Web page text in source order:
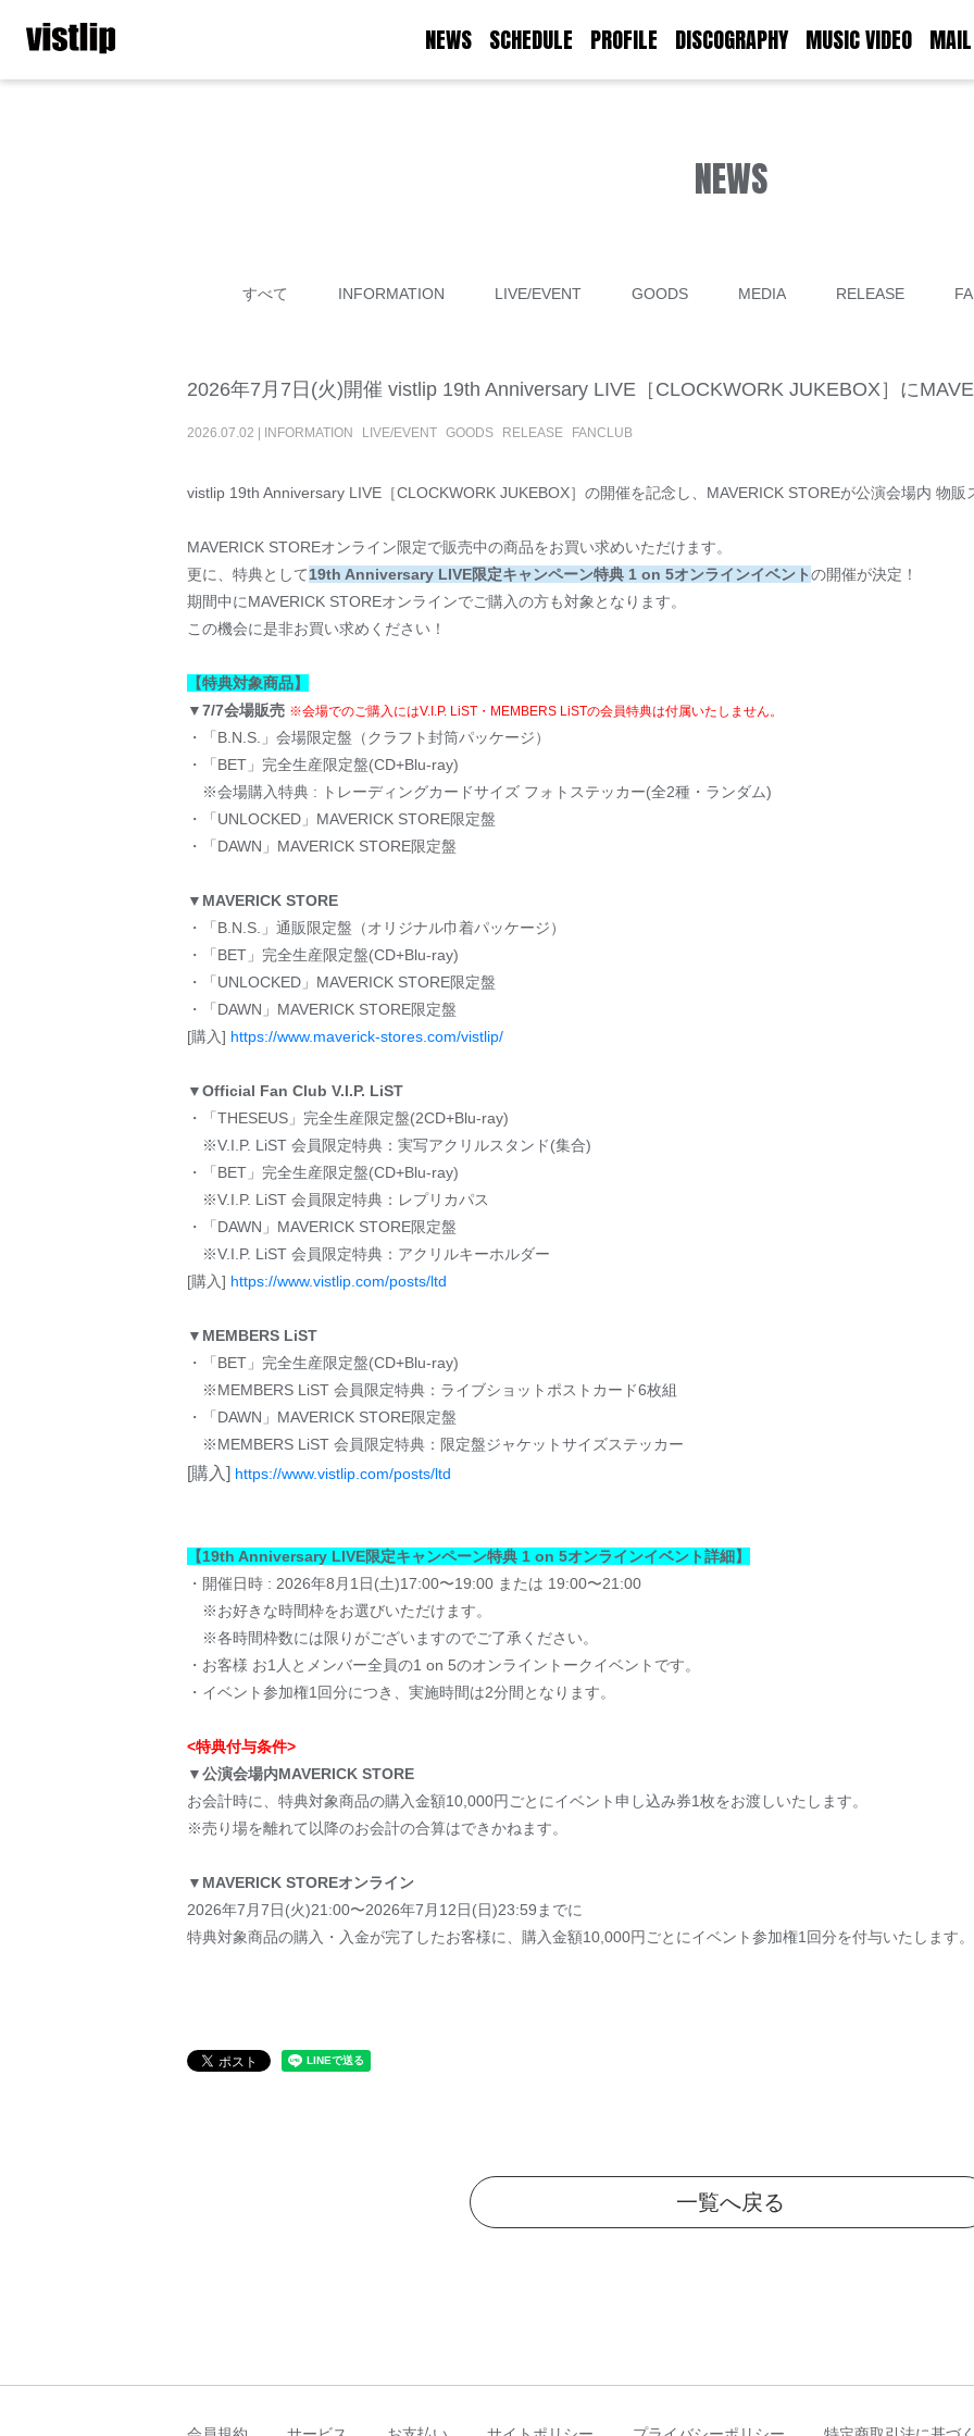
NEWS SCHEDULE PROFILE DISCOGRAPHY MUSIC VIDEO MAIL
NEWS
すべて INFORMATION LIVE/EVENT GOODS MEDIA RELEASE
2026年7月7日(火)開催 vistlip 19th Anniversary LIVE［CLOCKWORK JUKEBOX］に
2026.07.02 INFORMATION LIVE/EVENT GOODS RELEASE FANCLUB
vistlip 19th Anniversary LIVE［CLOCKWORK JUKEBOX］の開催を記念し、MAVERICK STOREが公演会場内 物販
MAVERICK STOREオンライン限定で販売中の商品をお買い求めいただけます。
更に、特典として19th Anniversary LIVE限定キャンペーン特典 1 on 5オンラインイベントの開催が決定！
期間中にMAVERICK STOREオンラインでご購入の方も対象となります。
この機会に是非お買い求めください！
【特典対象商品】
▼7/7会場販売 ※会場でのご購入にはV.I.P. LiST・MEMBERS LiSTの会員特典は付属いたしません。
・「B.N.S.」会場限定盤（クラフト封筒パッケージ）
・「BET」完全生産限定盤(CD+Blu-ray)
※会場購入特典 : トレーディングカードサイズ フォトステッカー(全2種・ランダム)
・「UNLOCKED」MAVERICK STORE限定盤
・「DAWN」MAVERICK STORE限定盤
▼MAVERICK STORE
・「B.N.S.」通販限定盤（オリジナル巾着パッケージ）
・「BET」完全生産限定盤(CD+Blu-ray)
・「UNLOCKED」MAVERICK STORE限定盤
・「DAWN」MAVERICK STORE限定盤
[購入] https://www.maverick-stores.com/vistlip/
▼Official Fan Club V.I.P. LiST
・「THESEUS」完全生産限定盤(2CD+Blu-ray)
※V.I.P. LiST 会員限定特典：実写アクリルスタンド(集合)
・「BET」完全生産限定盤(CD+Blu-ray)
※V.I.P. LiST 会員限定特典：レプリカパス
・「DAWN」MAVERICK STORE限定盤
※V.I.P. LiST 会員限定特典：アクリルキーホルダー
[購入] https://www.vistlip.com/posts/ltd
▼MEMBERS LiST
・「BET」完全生産限定盤(CD+Blu-ray)
※MEMBERS LiST 会員限定特典：ライブショットポストカード6枚組
・「DAWN」MAVERICK STORE限定盤
※MEMBERS LiST 会員限定特典：限定盤ジャケットサイズステッカー
[購入] https://www.vistlip.com/posts/ltd
【19th Anniversary LIVE限定キャンペーン特典 1 on 5オンラインイベント詳細】
・開催日時 : 2026年8月1日(土)17:00〜19:00 または 19:00〜21:00
※お好きな時間枠をお選びいただけます。
※各時間枠数には限りがございますのでご了承ください。
・お客様 お1人とメンバー全員の1 on 5のオンライントークイベントです。
・イベント参加権1回分につき、実施時間は2分間となります。
<特典付与条件>
▼公演会場内MAVERICK STORE
お会計時に、特典対象商品の購入金額10,000円ごとにイベント申し込み券1枚をお渡しいたします。
※売り場を離れて以降のお会計の合算はできかねます。
▼MAVERICK STOREオンライン
2026年7月7日(火)21:00〜2026年7月12日(日)23:59までに
特典対象商品の購入・入金が完了したお客様に、購入金額10,000円ごとにイベント参加権1回分を付与いたします。
一覧へ戻る